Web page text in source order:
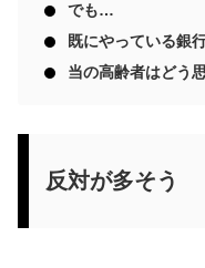
でも…
既にやっている銀
当の高齢者はどう
反対が多そう